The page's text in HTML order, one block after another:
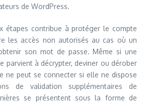
de WordPress.
étapes contribue à protéger le compte
les accès non autorisés au cas où un
son mot de passe. Même si une
parvient à décrypter, deviner ou dérober
ne peut se connecter si elle ne dispose
de validation supplémentaires de
se présentent sous la forme de